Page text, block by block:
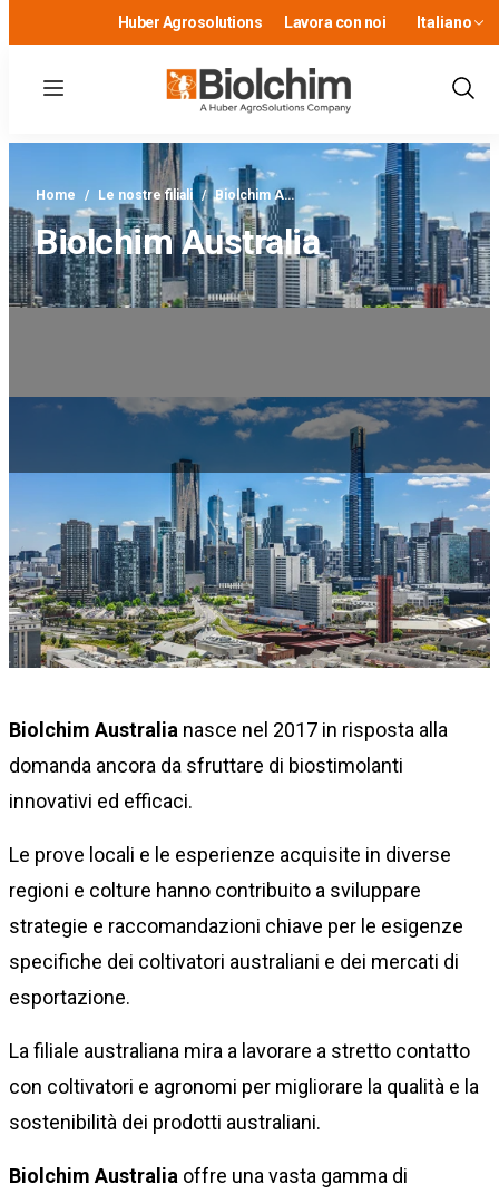
Huber Agrosolutions Lavora con noi Italiano
Menu
Show
Home / Le nostre filiali / Biolchim A…
Biolchim Australia
Biolchim Australia nasce nel 2017 in risposta alla
domanda ancora da sfruttare di biostimolanti
innovativi ed efficaci.
Le prove locali e le esperienze acquisite in diverse
regioni e colture hanno contribuito a sviluppare
strategie e raccomandazioni chiave per le esigenze
specifiche dei coltivatori australiani e dei mercati di
esportazione.
La filiale australiana mira a lavorare a stretto contatto
con coltivatori e agronomi per migliorare la qualità e la
sostenibilità dei prodotti australiani.
Biolchim Australia offre una vasta gamma di